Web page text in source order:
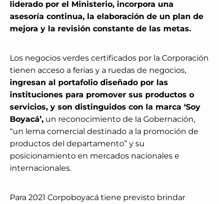
liderado por el Ministerio, incorpora una
asesoría continua, la elaboración de un plan de
mejora y la revisión constante de las metas.
Los negocios verdes certificados por la Corporación
tienen acceso a ferias y a ruedas de negocios,
ingresan al portafolio diseñado por las
instituciones para promover sus productos o
servicios, y son distinguidos con la marca ‘Soy
Boyacá’, un reconocimiento de la Gobernación,
“un lema comercial destinado a la promoción de
productos del departamento” y su
posicionamiento en mercados nacionales e
internacionales.
Para 2021 Corpoboyacá tiene previsto brindar